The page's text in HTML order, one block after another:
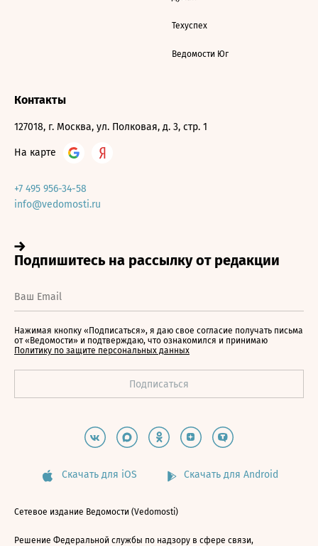
Техуспех
Ведомости Юг
Контакты
127018, г. Москва, ул. Полковая, д. 3, стр. 1
На карте
+7 495 956-34-58
info@vedomosti.ru
Нажимая кнопку «Подписаться», я даю свое согласие получать письма
от «Ведомости» и подтверждаю, что ознакомился и принимаю
Политику по защите персональных данных
Скачать для iOS Скачать для Android
Сетевое издание Ведомости (Vedomosti)
Решение Федеральной службы по надзору в сфере связи,